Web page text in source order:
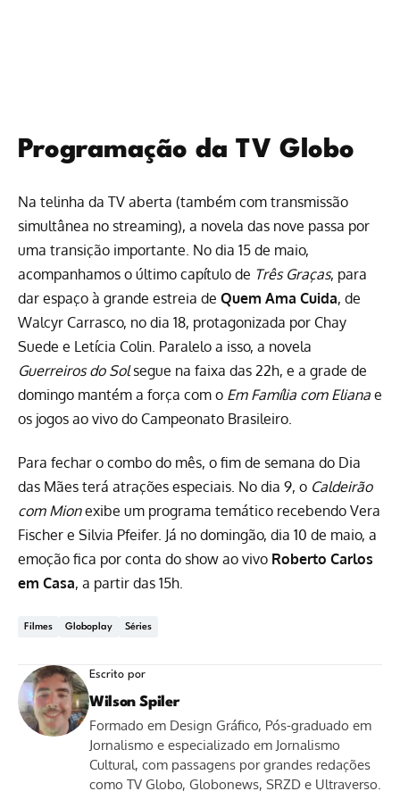
Programação da TV Globo
Na telinha da TV aberta (também com transmissão
simultânea no streaming), a novela das nove passa por
uma transição importante. No dia 15 de maio,
acompanhamos o último capítulo de Três Graças, para
dar espaço à grande estreia de Quem Ama Cuida, de
Walcyr Carrasco, no dia 18, protagonizada por Chay
Suede e Letícia Colin. Paralelo a isso, a novela
Guerreiros do Solsegue na faixa das 22h, e a grade de
domingo mantém a força com o Em Família com Eliana e
os jogos ao vivo do Campeonato Brasileiro.
Para fechar o combo do mês, o fim de semana do Dia
das Mães terá atrações especiais. No dia 9, o Caldeirão
com Mionexibe um programa temático recebendo Vera
Fischer e Silvia Pfeifer. Já no domingão, dia 10 de maio, a
emoção fica por conta do show ao vivo Roberto Carlos
em Casa, a partir das 15h.
Filmes Globoplay Séries
Escrito por
Wilson Spiler
Formado em Design Gráfico, Pós-graduado em
Jornalismo e especializado em Jornalismo
Cultural, com passagens por grandes redações
como TV Globo, Globonews, SRZD e Ultraverso.